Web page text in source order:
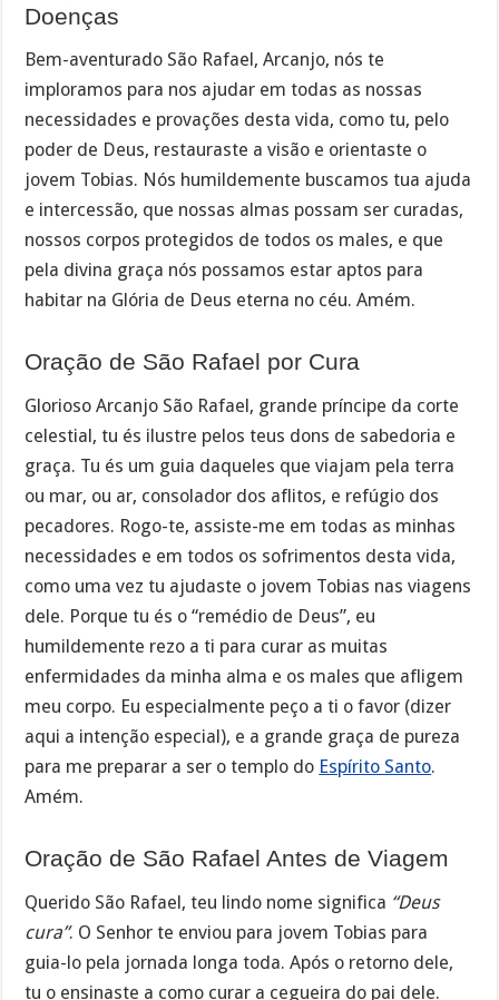
Doenças
Bem-aventurado São Rafael, Arcanjo, nós te
imploramos para nos ajudar em todas as nossas
necessidades e provações desta vida, como tu, pelo
poder de Deus, restauraste a visão e orientaste o
jovem Tobias. Nós humildemente buscamos tua ajuda
e intercessão, que nossas almas possam ser curadas,
nossos corpos protegidos de todos os males, e que
pela divina graça nós possamos estar aptos para
habitar na Glória de Deus eterna no céu. Amém.
Oração de São Rafael por Cura
Glorioso Arcanjo São Rafael, grande príncipe da corte
celestial, tu és ilustre pelos teus dons de sabedoria e
graça. Tu és um guia daqueles que viajam pela terra
ou mar, ou ar, consolador dos aflitos, e refúgio dos
pecadores. Rogo-te, assiste-me em todas as minhas
necessidades e em todos os sofrimentos desta vida,
como uma vez tu ajudaste o jovem Tobias nas viagens
dele. Porque tu és o “remédio de Deus”, eu
humildemente rezo a ti para curar as muitas
enfermidades da minha alma e os males que afligem
meu corpo. Eu especialmente peço a ti o favor (dizer
aqui a intenção especial), e a grande graça de pureza
para me preparar a ser o templo do Espírito Santo.
Amém.
Oração de São Rafael Antes de Viagem
Querido São Rafael, teu lindo nome significa “Deus
cura”. O Senhor te enviou para jovem Tobias para
guia-lo pela jornada longa toda. Após o retorno dele,
tu o ensinaste a como curar a cegueira do pai dele.